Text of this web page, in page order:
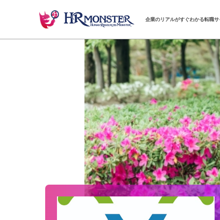
企業のリアルがすぐわかる転職